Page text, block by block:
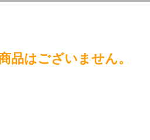
品はございません。